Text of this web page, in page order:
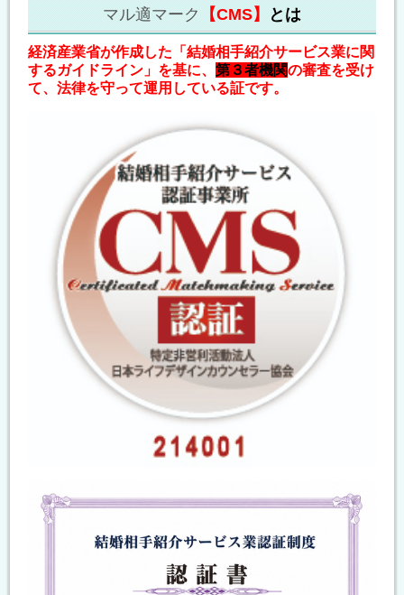
マル適マーク 【CMS】 とは
経済産業省が作成した「結婚相手紹介サービス業に関
するガイドライン」を基に、 第３者機関の審査を受け
て、法律を守って運用している証です。